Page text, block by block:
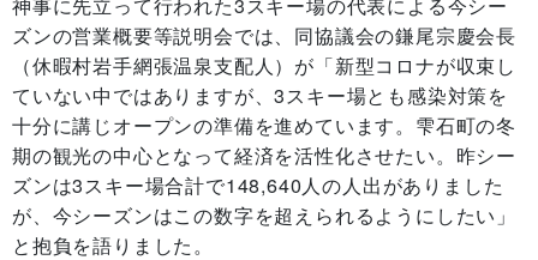
ズンの営業概要等説明会では、同協議会の鎌尾宗慶会長
（休暇村岩手網張温泉支配人）が「新型コロナが収束し
ていない中ではありますが、3スキー場とも感染対策を
十分に講じオープンの準備を進めています。雫石町の冬
期の観光の中心となって経済を活性化させたい。昨シー
ズンは3スキー場合計で148,640人の人出がありました
が、今シーズンはこの数字を超えられるようにしたい」
と抱負を語りました。